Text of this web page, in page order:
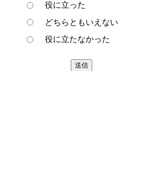
役に立った
どちらともいえない
役に立たなかった